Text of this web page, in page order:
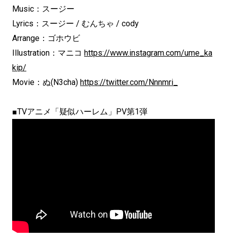
Music：スージー
Lyrics：スージー / むんちゃ / cody
Arrange：ゴホウビ
Illustration：マニコ https://www.instagram.com/ume_ka
kip/
Movie：ぬ(N3cha) https://twitter.com/Nnnmri_
■TVアニメ「疑似ハーレム」PV第1弾